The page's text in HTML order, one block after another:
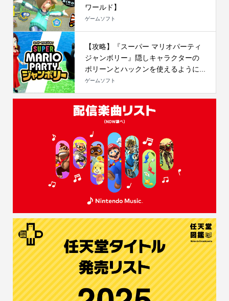
ワールド】
ゲームソフト
【攻略】『スーパー マリオパーティ
ジャンボリー』隠しキャラクターの
ポリーンとハックンを使えるように...
ゲームソフト